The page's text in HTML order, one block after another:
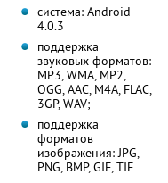
система: Android
4.0.3
поддержка
звуковых форматов:
MP3, WMA, MP2,
OGG, AAC, M4A, FLAC,
3GP, WAV;
поддержка
форматов
изображения: JPG,
PNG, BMP, GIF, TIF